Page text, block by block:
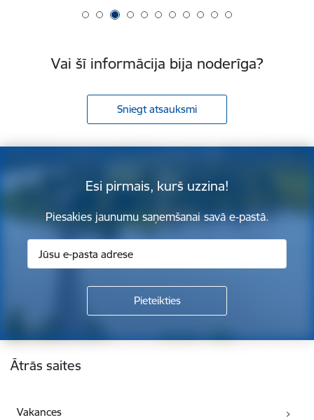
Vai šī informācija bija noderīga?
Sniegt atsauksmi
Esi pirmais, kurš uzzina!
Piesakies jaunumu saņemšanai savā e-pastā.
Kājene
Ātrās saites
Vakances